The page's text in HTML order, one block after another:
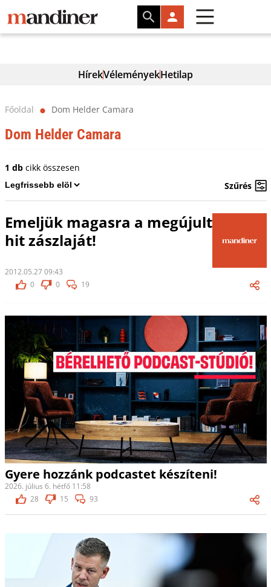
HírekVéleményekHetilap
Főoldal ⬤ Dom Helder Camara
Dom Helder Camara
1 dbcikk összesen
Szűrés
Emeljük magasra a megújult
hit zászlaját!
2012.05.27 09:43
0
0 19
Gyere hozzánk podcastet készíteni!
2026. július 6. hétfő 11:58
28
15 93